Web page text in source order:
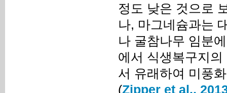
정도 낮은 것으로
나, 마그네슘과는
나 굴참나무 임분
에서 식생복구지
서 유래하여 미풍
(Zipper et al.,